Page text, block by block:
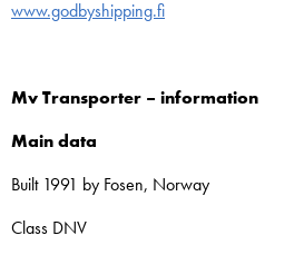
www.godbyshipping.fi
Mv Transporter – information
Main data
Built 1991 by Fosen, Norway
Class DNV